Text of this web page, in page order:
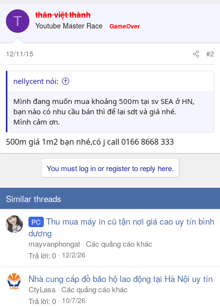
c
i
o
n
:
T thân việt thành
Youtube Master Race GameOver
12/11/15 #2
nellycent nói:
Mình đang muốn mua khoảng 500m tại sv SEA ở HN,
bạn nào có nhu cầu bán thì để lại sdt và giá nhé.
Mình cảm ơn.
500m giá 1m2 bạn nhé,có j call 0166 8668 333
You must log in or register to reply here.
Similar threads
PC Thu mua máy in cũ tận nơi giá cao uy tín bình
dương
mayvanphongat Các quảng cáo khác
Trả lời 0 12/2/26
Nhà cung cấp đồ bảo hộ lao động tại Hà Nội uy tín
CtyLasa Các quảng cáo khác
Trả lời 0 10/7/26